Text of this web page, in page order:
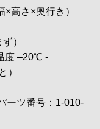
高さ×奥行き）
）
度 –20℃ -
）
ーツ番号：1-010-